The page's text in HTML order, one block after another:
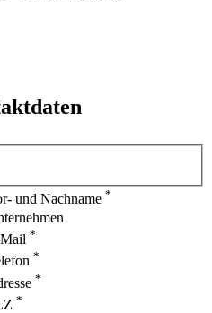
und Nachname *
*
*
*
*